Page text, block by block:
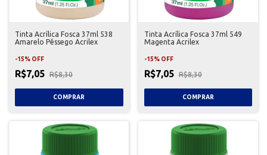
Tinta Acrílica Fosca 37ml 538
Amarelo Pêssego Acrilex
-15% OFF
R$7,05 R$8,30
Tinta Acrílica Fosca 37ml 549
Magenta Acrilex
-15% OFF
R$7,05 R$8,30